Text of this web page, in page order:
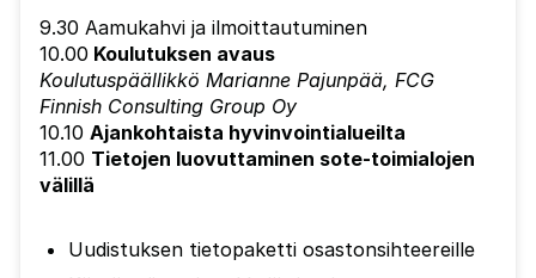
9.30 Aamukahvi ja ilmoittautuminen
10.00 Koulutuksen avaus
Koulutuspäällikkö Marianne Pajunpää, FCG
Finnish Consulting Group Oy
10.10 Ajankohtaista hyvinvointialueilta
11.00 Tietojen luovuttaminen sote-toimialojen
välillä
Uudistuksen tietopaketti osastonsihteereille